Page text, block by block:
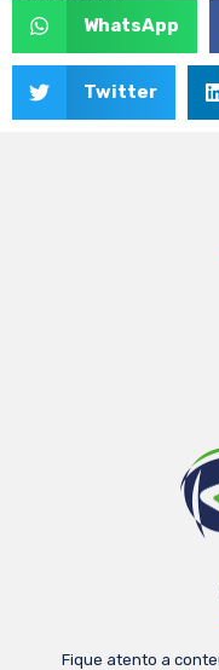
WhatsApp
Twitter
Fique atento a